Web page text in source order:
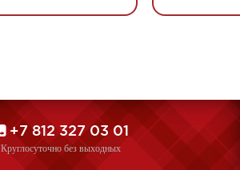
+7 812 327 03 01
Круглосуточно без выходных